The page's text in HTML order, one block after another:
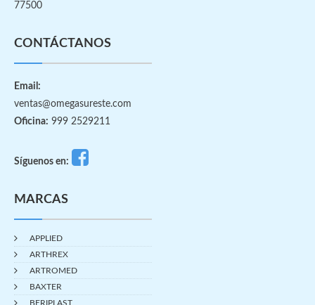
77500
CONTÁCTANOS
Email:
ventas@omegasureste.com
Oficina: 999 2529211
Síguenos en:
MARCAS
APPLIED
ARTHREX
ARTROMED
BAXTER
BERIPLAST